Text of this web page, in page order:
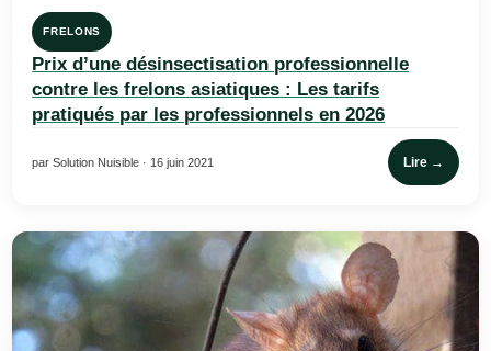
FRELONS
Prix d’une désinsectisation professionnelle
contre les frelons asiatiques : Les tarifs
pratiqués par les professionnels en 2026
par Solution Nuisible · 16 juin 2021 Lire →